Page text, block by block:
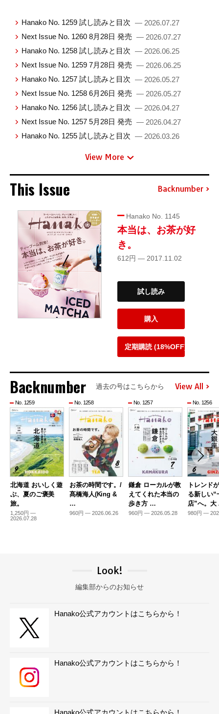
Hanako No. 1259 試し読みと目次 — 2026.07.27
Next Issue No. 1260 8月28日 発売 — 2026.07.27
Hanako No. 1258 試し読みと目次 — 2026.06.25
Next Issue No. 1259 7月28日 発売 — 2026.06.25
Hanako No. 1257 試し読みと目次 — 2026.05.27
Next Issue No. 1258 6月26日 発売 — 2026.05.27
Hanako No. 1256 試し読みと目次 — 2026.04.27
Next Issue No. 1257 5月28日 発売 — 2026.04.27
Hanako No. 1255 試し読みと目次 — 2026.03.26
View More
This Issue Backnumber
Hanako No. 1145
本当は、お茶が好
き。
612円 — 2017.11.02
試し読み
購入
定期購読 (18%OFF)
Backnumber 過去の号はこちらから View All
No. 1259
北海道 おいしく遊
ぶ、夏のご褒美
旅。
1,250円 —
2026.07.28
No. 1258
お茶の時間です。/
髙橋海人(King &
…
960円 — 2026.06.26
No. 1257
鎌倉 ローカルが教
えてくれた本当の
歩き方 …
960円 — 2026.05.28
No. 1256
トレンド
る新しい“
店”へ。
980円 —
Look!
編集部からのお知らせ
Hanako公式アカウントはこちらから！
Hanako公式アカウントはこちらから！
Hanako公式アカウントはこちらから！